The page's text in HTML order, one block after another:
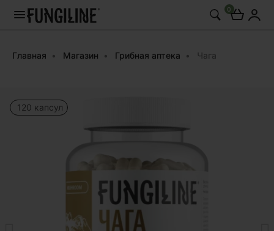
0
Главная Магазин Грибная аптека Чага
120 капсул